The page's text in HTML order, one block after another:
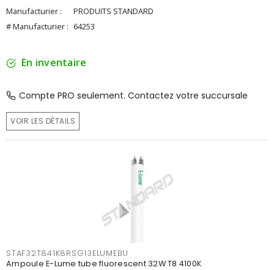
Manufacturier :
PRODUITS STANDARD
# Manufacturier : 64253
En inventaire
Compte PRO seulement. Contactez votre succursale
VOIR LES DÉTAILS
STAF32T841K8RSG13ELUMEBU
Ampoule E-Lume tube fluorescent 32W T8 4100K